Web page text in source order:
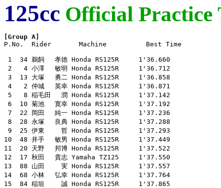
125cc Official Practice
[Group A]
P.No.  Rider       Machine          Best Time
1  34 鵜飼　 孝徳 Honda RS125R     1'36.660
2   4 小澤　 敏明 Honda RS125R     1'36.712
3  13 大塚　 勇二 Honda RS125R     1'36.858
4   2 仲城　 英幸 Honda RS125R     1'36.871
5   8 稲毛田　 潤 Honda RS125R     1'37.142
6  10 菊池　 寛幸 Honda RS125R     1'37.192
7  22 岡田　 純一 Honda RS125R     1'37.236
8  28 永塚　 良典 Honda RS125R     1'37.288
9  25 伊東　　 哲 Honda RS125R     1'37.293
10  48 井手　 敏男 Honda RS125R     1'37.449
11  20 天野　 邦博 Honda RS125R     1'37.522
12  17 秋田　 貴志 Yamaha TZ125     1'37.550
13  88 山田　　 実 Honda RS125R     1'37.557
14  68 小林　 弘幸 Honda RS125R     1'37.764
15  84 稲垣　　 誠 Honda RS125R     1'37.865